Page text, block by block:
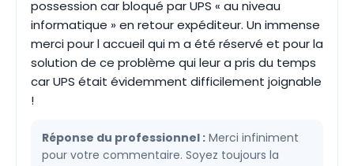
possession car bloqué par UPS « au niveau
informatique » en retour expéditeur. Un immense
merci pour l accueil qui m a été réservé et pour la
solution de ce problème qui leur a pris du temps
car UPS était évidemment difficilement joignable
!
Réponse du professionnel : Merci infiniment
pour votre commentaire. Soyez toujours la